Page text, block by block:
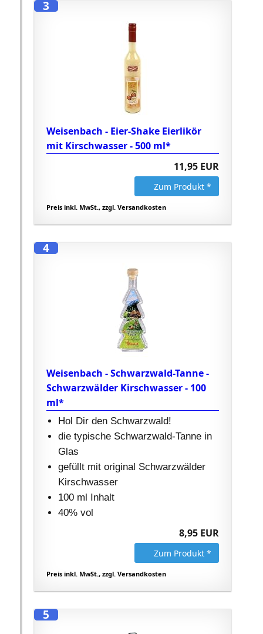
3
Weisenbach - Eier-Shake Eierlikör
mit Kirschwasser - 500 ml*
11,95 EUR
Zum Produkt *
Preis inkl. MwSt., zzgl. Versandkosten
4
Weisenbach - Schwarzwald-Tanne -
Schwarzwälder Kirschwasser - 100
ml*
Hol Dir den Schwarzwald!
die typische Schwarzwald-Tanne in
Glas
gefüllt mit original Schwarzwälder
Kirschwasser
100 ml Inhalt
40% vol
8,95 EUR
Zum Produkt *
Preis inkl. MwSt., zzgl. Versandkosten
5